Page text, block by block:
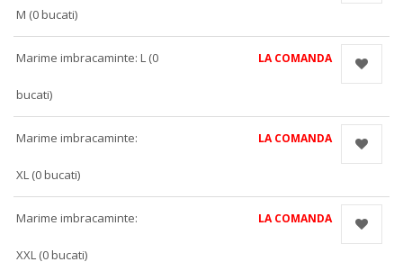
M (0 bucati)
Marime imbracaminte: L (0
bucati)
LA COMANDA
Marime imbracaminte:
XL (0 bucati)
LA COMANDA
Marime imbracaminte:
XXL (0 bucati)
LA COMANDA